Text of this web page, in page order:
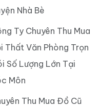
Nhà Bè
Ty Chuyên Thu Mua
Thất Văn Phòng Trọn
Số Lượng Lớn Tại
Môn
Thu Mua Đồ Cũ